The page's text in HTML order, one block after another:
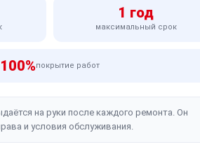
1 год
максимальный срок
100%покрытие работ
на руки после каждого ремонта. Он
и условия обслуживания.